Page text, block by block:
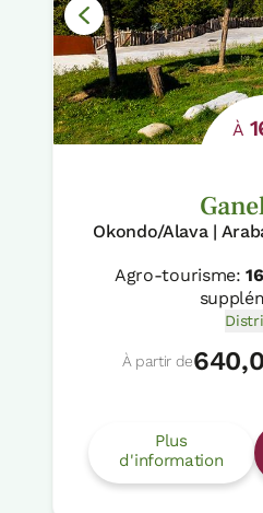
À
Okondo/Alava |
Agro-tourisme:16
À partir de
Plus
d'information